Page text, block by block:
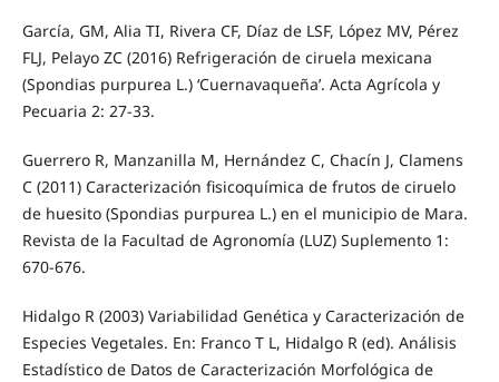
García, GM, Alia TI, Rivera CF, Díaz de LSF, López MV, Pérez
FLJ, Pelayo ZC (2016) Refrigeración de ciruela mexicana
(Spondias purpurea L.) ‘Cuernavaqueña’. Acta Agrícola y
Pecuaria 2: 27-33.
Guerrero R, Manzanilla M, Hernández C, Chacín J, Clamens
C (2011) Caracterización fisicoquímica de frutos de ciruelo
de huesito (Spondias purpurea L.) en el municipio de Mara.
Revista de la Facultad de Agronomía (LUZ) Suplemento 1:
670-676.
Hidalgo R (2003) Variabilidad Genética y Caracterización de
Especies Vegetales. En: Franco T L, Hidalgo R (ed). Análisis
Estadístico de Datos de Caracterización Morfológica de